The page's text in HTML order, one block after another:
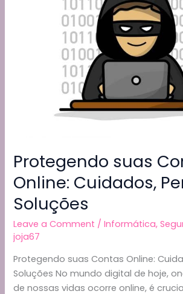
.json
nas
Mesmas
no
Windows
Protegendo suas
Online: Cuidados,
Soluções
Leave a Comment /Informática,
joja67
Protegendo suas Contas Online:
Soluções No mundo digital de hoje,
de nossas vidas ocorre online, é